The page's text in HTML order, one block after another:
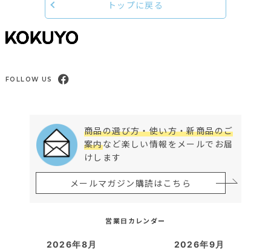
トップに戻る
FOLLOW US
商品の選び方・使い方・新商品のご
案内など楽しい情報をメールでお届
けします
メールマガジン購読はこちら
営業日カレンダー
2026年8月 2026年9月